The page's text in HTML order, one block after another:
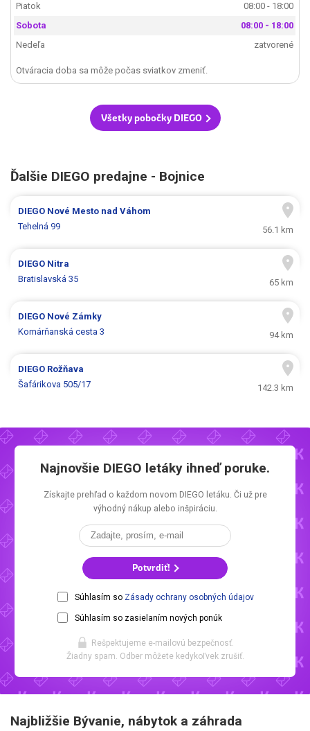
Piatok
08:00 - 18:00
Sobota
08:00 - 18:00
Nedeľa
zatvorené
Otváracia doba sa môže počas sviatkov zmeniť.
Všetky pobočky DIEGO
Ďalšie DIEGO predajne - Bojnice
DIEGO Nové Mesto nad Váhom
Tehelná 99
56.1 km
DIEGO Nitra
Bratislavská 35
65 km
DIEGO Nové Zámky
Komárňanská cesta 3
94 km
DIEGO Rožňava
Šafárikova 505/17
142.3 km
Najnovšie DIEGO letáky ihneď poruke.
Získajte prehľad o každom novom DIEGO letáku. Či už pre
výhodný nákup alebo inšpiráciu.
Potvrdiť!
Súhlasím so Zásady ochrany osobných údajov
Súhlasím so zasielaním nových ponúk
Rešpektujeme e-mailovú bezpečnosť.
Žiadny spam. Odber môžete kedykoľvek zrušiť.
Najbližšie Bývanie, nábytok a záhrada